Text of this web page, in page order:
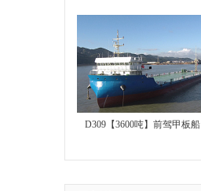
D309【3600吨】前驾甲板船